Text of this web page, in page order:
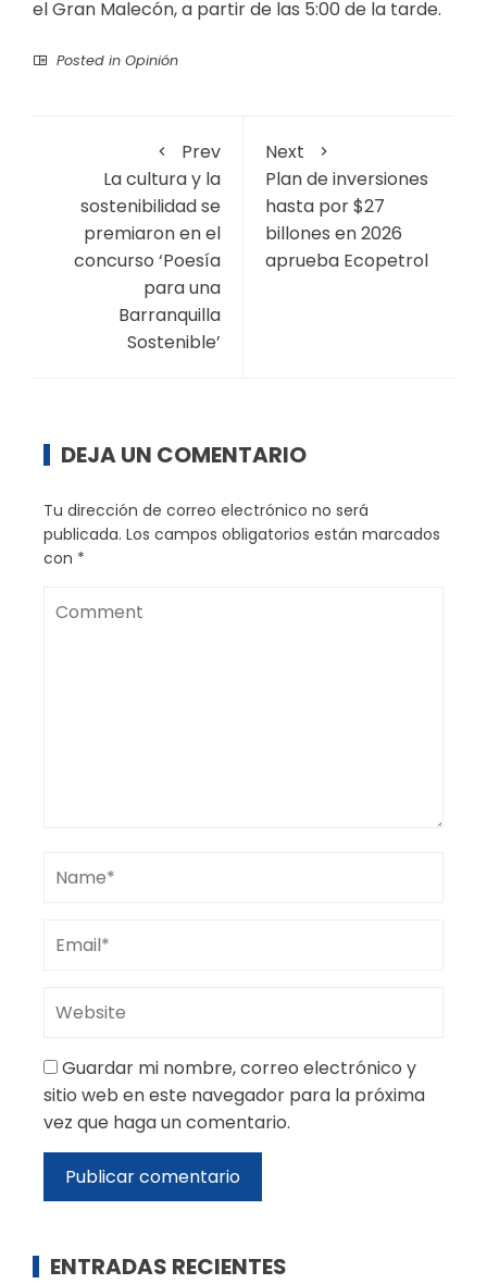
el Gran Malecón, a partir de las 5:00 de la tarde.
Posted in Opinión
Prev
La cultura y la
sostenibilidad se
premiaron en el
concurso ‘Poesía
para una
Barranquilla
Sostenible’
Next
Plan de inversiones
hasta por $27
billones en 2026
aprueba Ecopetrol
DEJA UN COMENTARIO
Tu dirección de correo electrónico no será
publicada. Los campos obligatorios están marcados
con *
Guardar mi nombre, correo electrónico y
sitio web en este navegador para la próxima
vez que haga un comentario.
ENTRADAS RECIENTES